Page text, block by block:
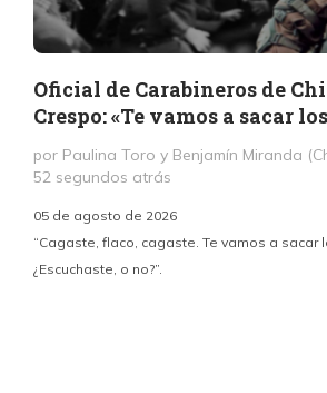
Oficial de Carabineros de
Crespo: «Te vamos a sacar
por Paulina Toro y Benjamín Miranda
52 segundos atrás
05 de agosto de 2026
“Cagaste, flaco, cagaste. Te vamos a sacar
¿Escuchaste, o no?”.